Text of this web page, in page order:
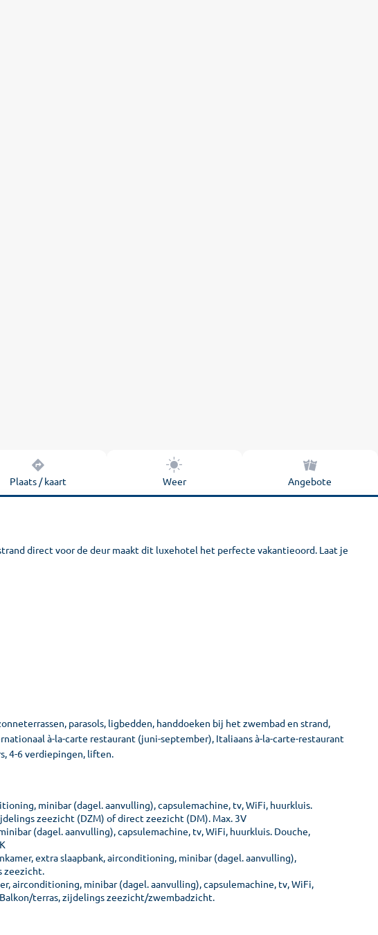
Plaats / kaart Weer Angebote
direct voor de deur maakt dit luxehotel het perfecte vakantieoord. Laat je
parasols, ligbedden, handdoeken bij het zwembad en strand,
à-la-carte restaurant (juni-september), Italiaans à-la-carte-restaurant
4-6 verdiepingen, liften.
minibar (dagel. aanvulling), capsulemachine, tv, WiFi, huurkluis.
zeezicht (DZM) of direct zeezicht (DM). Max. 3V
(dagel. aanvulling), capsulemachine, tv, WiFi, huurkluis. Douche,
extra slaapbank, airconditioning, minibar (dagel. aanvulling),
zeezicht.
airconditioning, minibar (dagel. aanvulling), capsulemachine, tv, WiFi,
terras, zijdelings zeezicht/zwembadzicht.